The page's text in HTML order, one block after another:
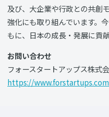
及び、大企業や行政との共創
強化にも取り組んでいます。
もに、日本の成長・発展に貢
お問い合わせ
フォースタートアップス株
https://